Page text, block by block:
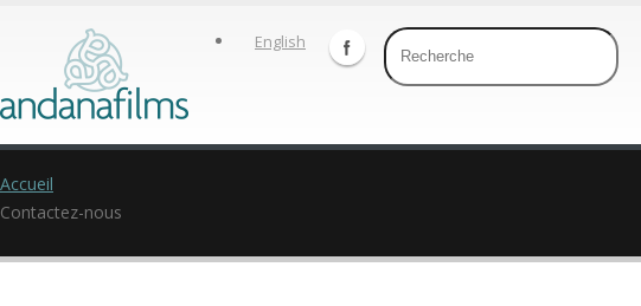
English
Accueil
Contactez-nous